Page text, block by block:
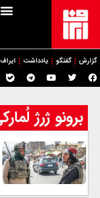
گزارش گفتگو یادداشت
برونو ژرژ